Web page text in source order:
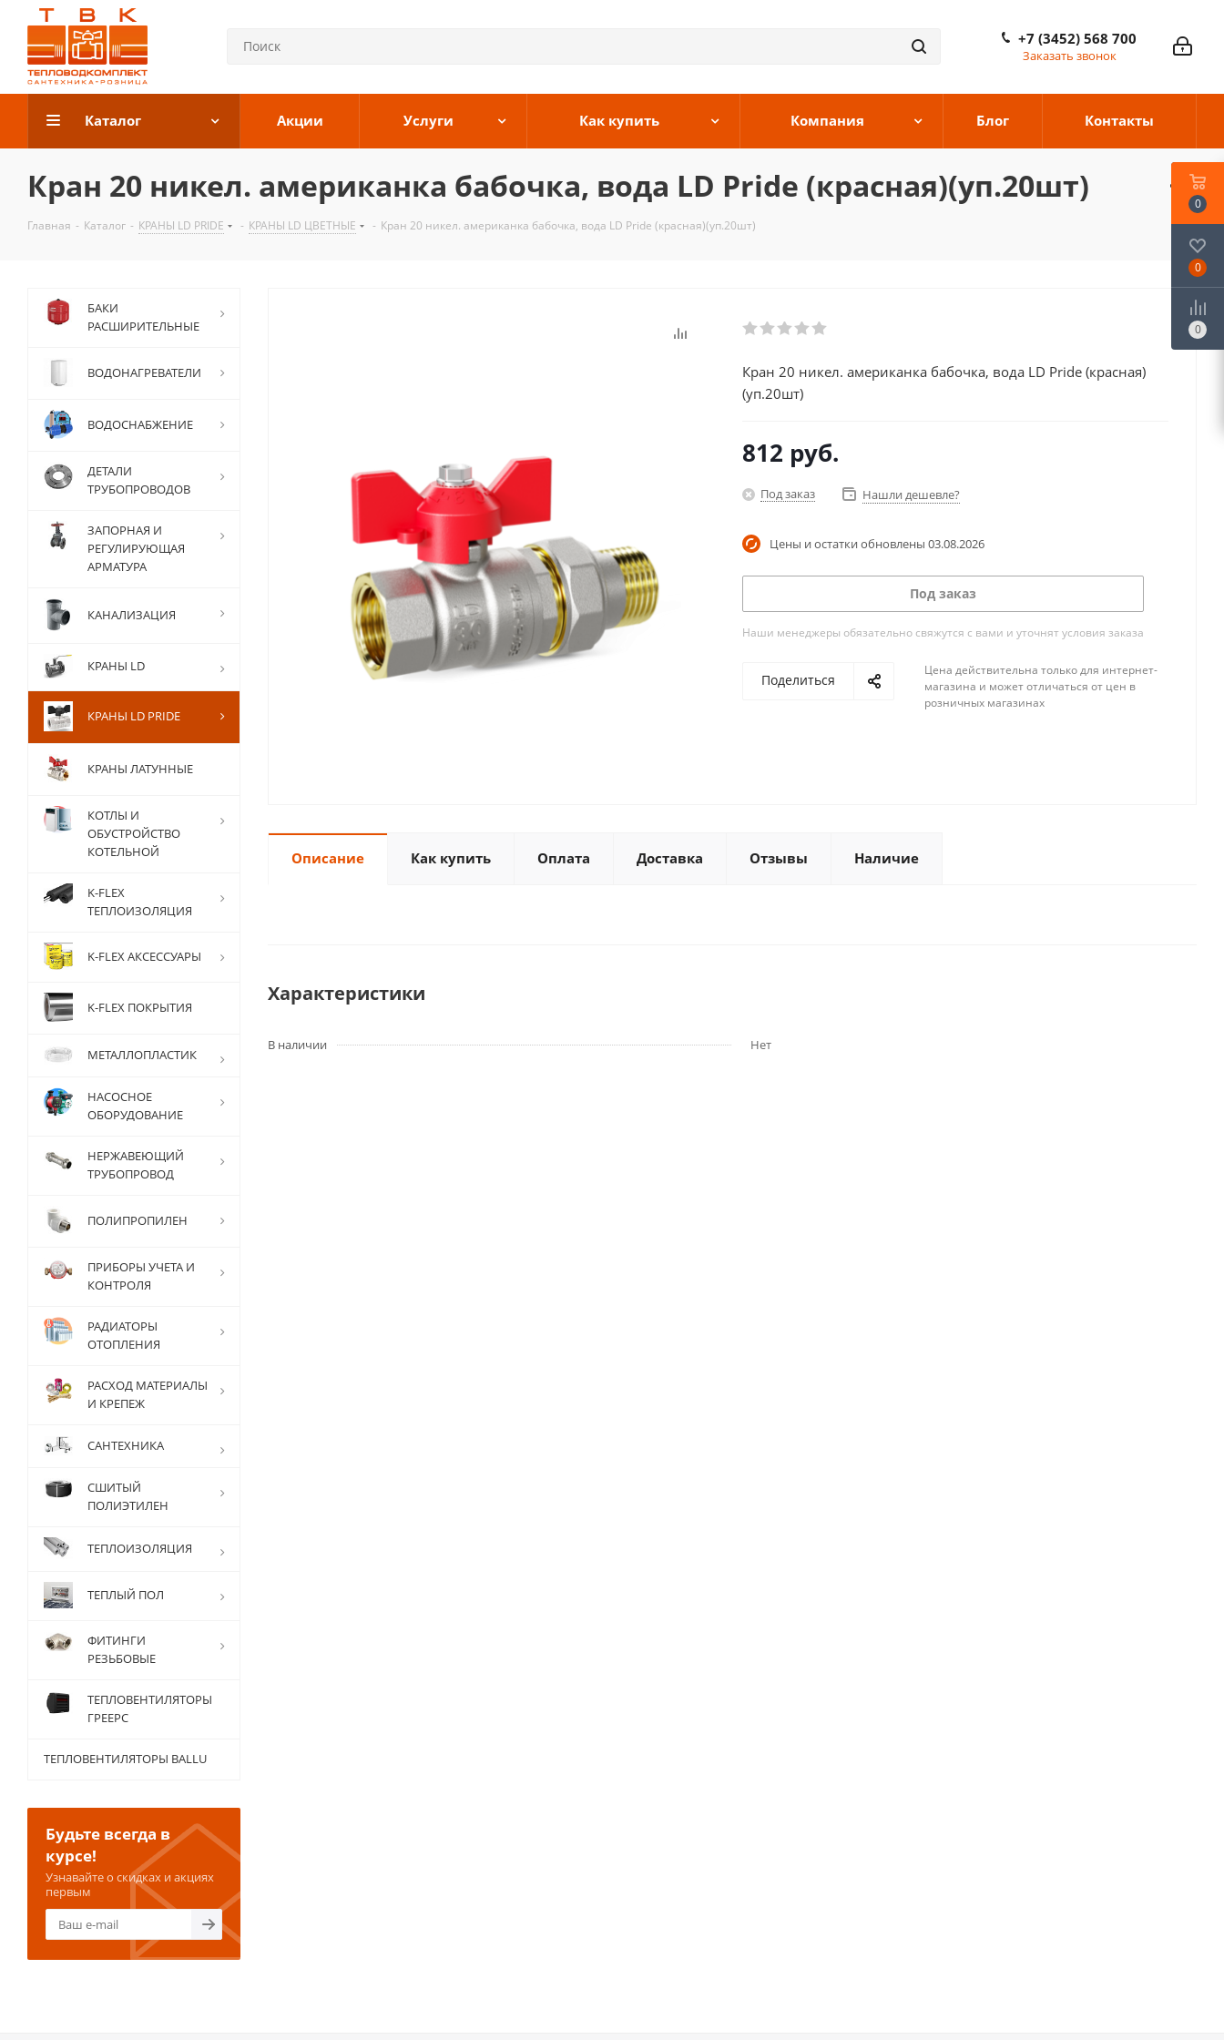
+7 (3452) 568 700
Заказать звонок
Каталог Акции Услуги Как купить Компания Блог Контакты
Кран 20 никел. американка бабочка, вода LD Pride (красная)(уп.20шт)
Главная - Каталог - КРАНЫ LD PRIDE - КРАНЫ LD ЦВЕТНЫЕ - Кран 20 никел. американка бабочка, вода LD Pride (красная)(уп.20шт)
Кран 20 никел. американка бабочка, вода LD Pride (красная)
(уп.20шт)
812 руб.
Под заказ Нашли дешевле?
Цены и остатки обновлены 03.08.2026
Под заказ
Наши менеджеры обязательно свяжутся с вами и уточнят условия заказа
Поделиться
Цена действительна только для интернет-
магазина и может отличаться от цен в
розничных магазинах
Описание Как купить Оплата Доставка Отзывы Наличие
Характеристики
В наличии Нет
БАКИ
РАСШИРИТЕЛЬНЫЕ
ВОДОНАГРЕВАТЕЛИ
ВОДОСНАБЖЕНИЕ
ДЕТАЛИ
ТРУБОПРОВОДОВ
ЗАПОРНАЯ И
РЕГУЛИРУЮЩАЯ
АРМАТУРА
КАНАЛИЗАЦИЯ
КРАНЫ LD
КРАНЫ LD PRIDE
КРАНЫ ЛАТУННЫЕ
КОТЛЫ И
ОБУСТРОЙСТВО
КОТЕЛЬНОЙ
K-FLEX
ТЕПЛОИЗОЛЯЦИЯ
K-FLEX АКСЕССУАРЫ
K-FLEX ПОКРЫТИЯ
МЕТАЛЛОПЛАСТИК
НАСОСНОЕ
ОБОРУДОВАНИЕ
НЕРЖАВЕЮЩИЙ
ТРУБОПРОВОД
ПОЛИПРОПИЛЕН
ПРИБОРЫ УЧЕТА И
КОНТРОЛЯ
РАДИАТОРЫ
ОТОПЛЕНИЯ
РАСХОД МАТЕРИАЛЫ
И КРЕПЕЖ
САНТЕХНИКА
СШИТЫЙ
ПОЛИЭТИЛЕН
ТЕПЛОИЗОЛЯЦИЯ
ТЕПЛЫЙ ПОЛ
ФИТИНГИ
РЕЗЬБОВЫЕ
ТЕПЛОВЕНТИЛЯТОРЫ
ГРЕЕРС
ТЕПЛОВЕНТИЛЯТОРЫ BALLU
Будьте всегда в
курсе!
Узнавайте о скидках и акциях
первым
0
0
0